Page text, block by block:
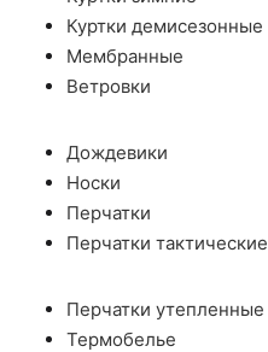
Куртки демисезонные
Мембранные
Ветровки
Дождевики
Носки
Перчатки
Перчатки тактические
Перчатки утепленные
Термобелье